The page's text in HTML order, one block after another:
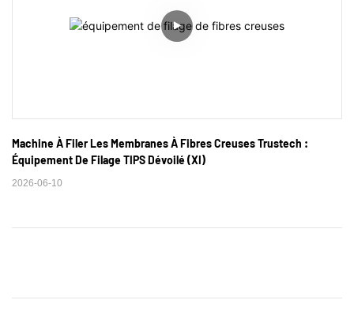
Machine À Filer Les Membranes À Fibres Creuses Trustech :
Équipement De Filage TIPS Dévoilé (XI)
2026-06-10